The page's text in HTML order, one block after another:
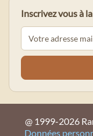
Inscrivez vous à
@ 1999-2026
Données